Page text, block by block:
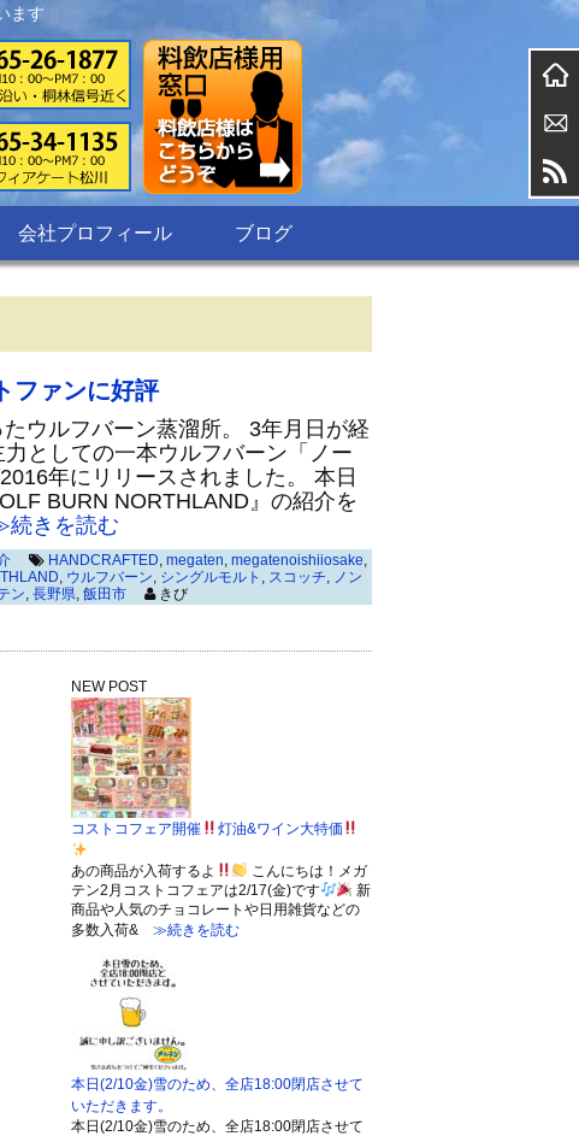
ます
会社プロフィール ブログ
ファンに好評
ウルフバーン蒸溜所。 3年月日が経
としての一本ウルフバーン「ノー
年にリリースされました。 本日
BURN NORTHLAND』の紹介を
きを読む
HANDCRAFTED, megaten, megatenoishiiosake,
, ウルフバーン, シングルモルト , スコッチ, ノン
ン, 長野県, 飯田市 きび
NEW POST
コストコフェア開催 灯油&ワイン大特価
あの商品が入荷するよ
こんにちは！メガ
テン2月コストコフェアは2/17(金)です
新
商品や人気のチョコレートや日用雑貨などの
多数入荷& ≫続きを読む
本日(2/10金)雪のため、全店18:00閉店させて
いただきます。
本日(2/10金)雪のため、全店18:00閉店させて